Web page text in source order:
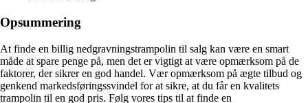
Opsummering
At finde en billig nedgravningstrampolin til salg kan være en smart
måde at spare penge på, men det er vigtigt at være opmærksom på de
faktorer, der sikrer en god handel. Vær opmærksom på ægte tilbud og
genkend markedsføringssvindel for at sikre, at du får en kvalitets
trampolin til en god pris. Følg vores tips til at finde en